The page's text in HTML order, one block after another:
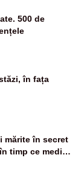
500 de
în fața
mărite în secret
timp ce medicii